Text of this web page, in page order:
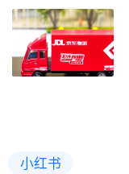
小红书